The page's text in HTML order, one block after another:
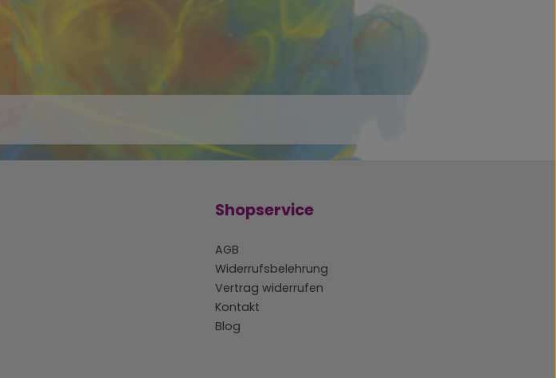
Shopservice
AGB
Widerrufsbelehrung
Vertrag widerrufen
Kontakt
Blog